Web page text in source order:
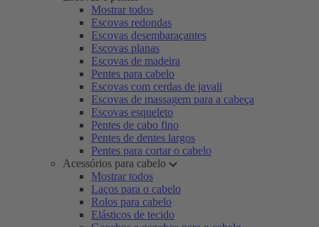
Mostrar todos
Escovas redondas
Escovas desembaraçantes
Escovas planas
Escovas de madeira
Pentes para cabelo
Escovas com cerdas de javali
Escovas de massagem para a cabeça
Escovas esqueleto
Pentes de cabo fino
Pentes de dentes largos
Pentes para cortar o cabelo
Acessórios para cabelo
Mostrar todos
Laços para o cabelo
Rolos para cabelo
Elásticos de tecido